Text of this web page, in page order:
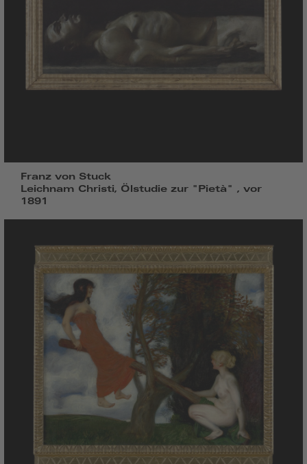
Franz von Stuck
Leichnam Christi, Ölstudie zur "Pietà" , vor
1891